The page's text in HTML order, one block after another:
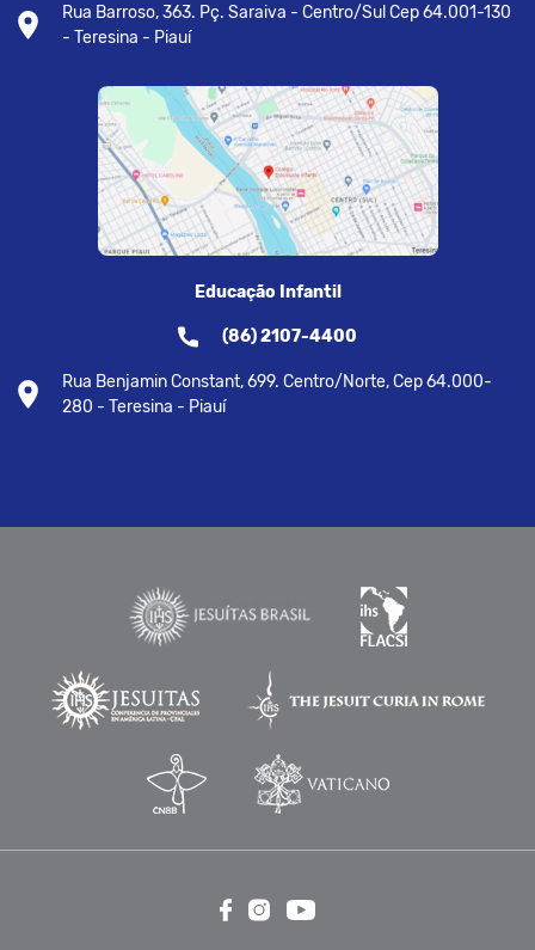
Rua Barroso, 363. Pç. Saraiva - Centro/Sul Cep 64.001-130
- Teresina - Piauí
Educação Infantil
(86) 2107-4400
Rua Benjamin Constant, 699. Centro/Norte, Cep 64.000-
280 - Teresina - Piauí